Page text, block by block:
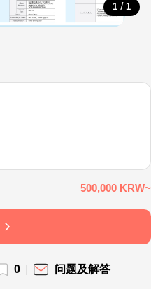
1 / 1
500,000 KRW~
0 问题及解答